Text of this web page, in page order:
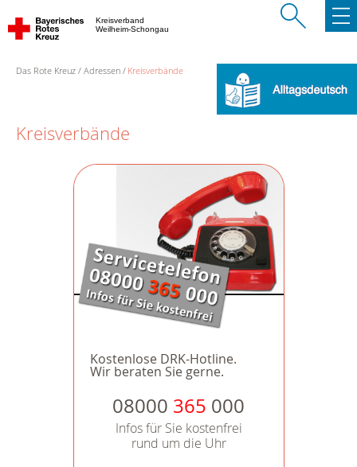
Kreisverband
Weilheim-Schongau
Das Rote Kreuz Adressen Kreisverbände
Kreisverbände
Kostenlose DRK-Hotline.
Wir beraten Sie gerne.
08000 365 000
Infos für Sie kostenfrei
rund um die Uhr